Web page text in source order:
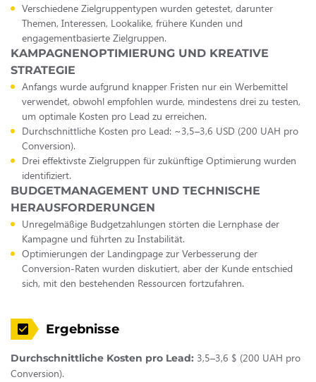
Verschiedene Zielgruppentypen wurden getestet, darunter
Themen, Interessen, Lookalike, frühere Kunden und
engagementbasierte Zielgruppen.
KAMPAGNENOPTIMIERUNG UND KREATIVE
STRATEGIE
Anfangs wurde aufgrund knapper Fristen nur ein Werbemittel
verwendet, obwohl empfohlen wurde, mindestens drei zu testen,
um optimale Kosten pro Lead zu erreichen.
Durchschnittliche Kosten pro Lead: ~3,5–3,6 USD (200 UAH pro
Conversion).
Drei effektivste Zielgruppen für zukünftige Optimierung wurden
identifiziert.
BUDGETMANAGEMENT UND TECHNISCHE
HERAUSFORDERUNGEN
Unregelmäßige Budgetzahlungen störten die Lernphase der
Kampagne und führten zu Instabilität.
Optimierungen der Landingpage zur Verbesserung der
Conversion-Raten wurden diskutiert, aber der Kunde entschied
sich, mit den bestehenden Ressourcen fortzufahren.
Ergebnisse
Durchschnittliche Kosten pro Lead: 3,5–3,6 $ (200 UAH pro
Conversion).